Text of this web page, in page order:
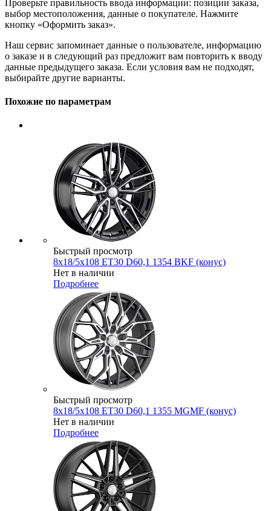
Проверьте правильность ввода информации: позиции заказа,
выбор местоположения, данные о покупателе. Нажмите
кнопку «Оформить заказ».
Наш сервис запоминает данные о пользователе, информацию
о заказе и в следующий раз предложит вам повторить к вводу
данные предыдущего заказа. Если условия вам не подходят,
выбирайте другие варианты.
Похожие по параметрам
Быстрый просмотр
8x18/5x108 ET30 D60,1 1354 BKF (конус)
Нет в наличии
Подробнее
Быстрый просмотр
8x18/5x108 ET30 D60,1 1355 MGMF (конус)
Нет в наличии
Подробнее